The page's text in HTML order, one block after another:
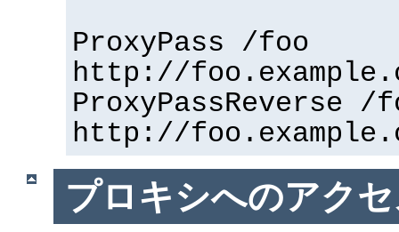
ProxyPass /foo
http://
ProxyPassReverse /
http://
プロキシへのアク